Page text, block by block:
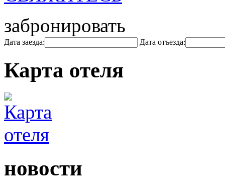
забронировать
Дата заезда: Дата отъезда:
Карта отеля
новости